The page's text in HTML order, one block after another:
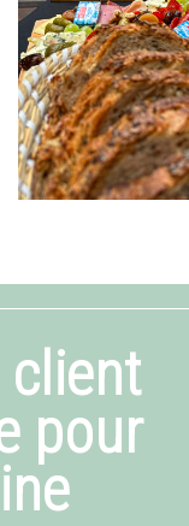
client
pour